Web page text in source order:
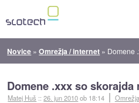
Novice »Omrežja / internet » Domene
Domene .xxx so skorajda
Matej Huš ::26. jun 2010ob 18:14